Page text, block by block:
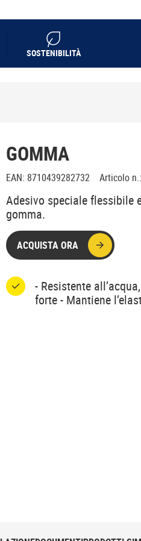
SOSTENIBILITÀ
GOMMA
EAN: 8710439282732 Articolo n.:
Adesivo speciale flessibile
gomma.
ACQUISTA ORA
- Resistente
forte - Mantiene